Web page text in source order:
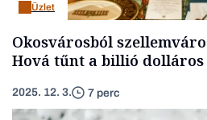
Üzlet
Okosvárosból
Hová tűnt a billió dolláros
2025. 12. 3. 7 perc